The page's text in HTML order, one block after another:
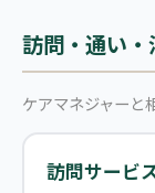
訪問・通い
ケアマネジャーと
訪問サービ